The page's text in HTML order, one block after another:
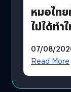
หมอไท
ไม่ได้ทำ
07/08/
Read More